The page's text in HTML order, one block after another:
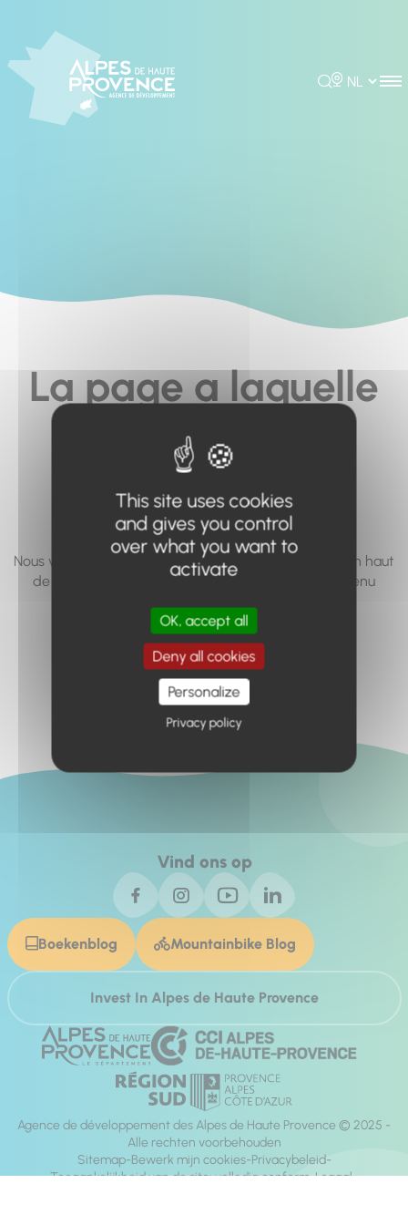
Rechercher
Choisir la
La page a laquelle
vous cherchez à
accéder n'existe
pas... ou plus.
Nous vous invitons à utiliser le moteur de recherche en haut
de page, ou à utiliser le menu pour trouver le contenu
Retour à l'accueil
Vind ons op
Boekenblog Mountainbike Blog
Invest In Alpes de Haute Provence
Agence de développement des Alpes de Haute Provence © 2025 -
Alle rechten voorbehouden
Sitemap Bewerk mijn cookies Privacybeleid
Toegankelijkheid van de site: volledig conform Legaal
This site uses cookies
and gives you control
over what you want to
activate
OK, accept all
Deny all cookies
Personalize
Privacy policy